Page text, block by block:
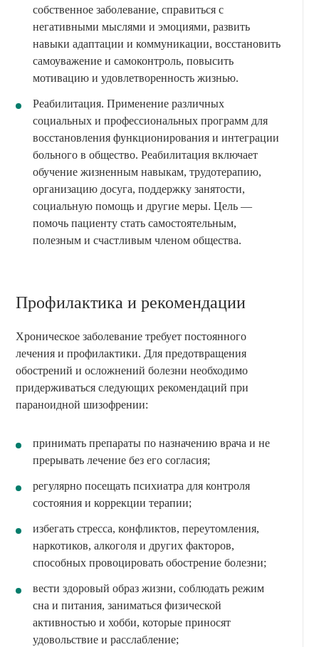
собственное заболевание, справиться с
негативными мыслями и эмоциями, развить
навыки адаптации и коммуникации, восстановить
самоуважение и самоконтроль, повысить
мотивацию и удовлетворенность жизнью.
Реабилитация. Применение различных
социальных и профессиональных программ для
восстановления функционирования и интеграции
больного в общество. Реабилитация включает
обучение жизненным навыкам, трудотерапию,
организацию досуга, поддержку занятости,
социальную помощь и другие меры. Цель —
помочь пациенту стать самостоятельным,
полезным и счастливым членом общества.
Профилактика и рекомендации
Хроническое заболевание требует постоянного
лечения и профилактики. Для предотвращения
обострений и осложнений болезни необходимо
придерживаться следующих рекомендаций при
параноидной шизофрении:
принимать препараты по назначению врача и не
прерывать лечение без его согласия;
регулярно посещать психиатра для контроля
состояния и коррекции терапии;
избегать стресса, конфликтов, переутомления,
наркотиков, алкоголя и других факторов,
способных провоцировать обострение болезни;
вести здоровый образ жизни, соблюдать режим
сна и питания, заниматься физической
активностью и хобби, которые приносят
удовольствие и расслабление;